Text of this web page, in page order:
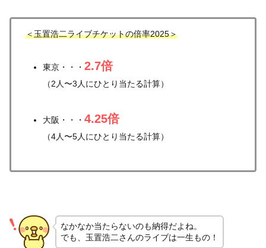
＜玉置浩二ライブチケットの倍率2025＞
東京・・・ 2.7倍
（2人〜3人にひとり当たる計算）
大阪・・・ 4.25倍
（4人〜5人にひとり当たる計算）
なかなか当たらないのも納得だよね。
でも、玉置浩二さんのライブは一生もの！